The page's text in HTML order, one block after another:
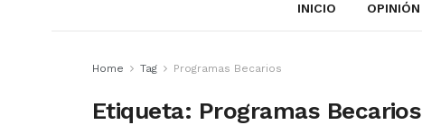
INICIO OPINIÓN
Home Tag Programas Becarios
Etiqueta: Programas Becarios